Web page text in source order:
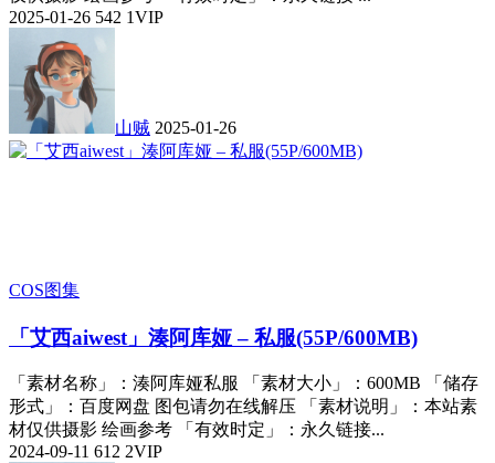
2025-01-26 542 1VIP
山贼 2025-01-26
COS图集
「艾西aiwest」湊阿库娅 – 私服(55P/600MB)
「素材名称」：湊阿库娅私服 「素材大小」：600MB 「储存
形式」：百度网盘 图包请勿在线解压 「素材说明」：本站素
材仅供摄影 绘画参考 「有效时定」：永久链接...
2024-09-11 612 2VIP